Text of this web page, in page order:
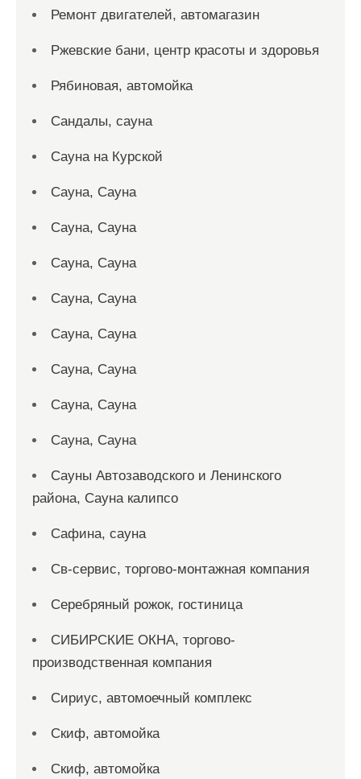
Ремонт двигателей, автомагазин
Ржевские бани, центр красоты и здоровья
Рябиновая, автомойка
Сандалы, сауна
Сауна на Курской
Сауна, Сауна
Сауна, Сауна
Сауна, Сауна
Сауна, Сауна
Сауна, Сауна
Сауна, Сауна
Сауна, Сауна
Сауна, Сауна
Сауны Автозаводского и Ленинского
района, Сауна калипсо
Сафина, сауна
Св-сервис, торгово-монтажная компания
Серебряный рожок, гостиница
СИБИРСКИЕ ОКНА, торгово-
производственная компания
Сириус, автомоечный комплекс
Скиф, автомойка
Скиф, автомойка